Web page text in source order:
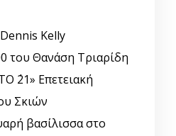
Kelly
του Θανάση Τριαρίδη
΄21» Επετειακή
Σκιών
βασίλισσα στο